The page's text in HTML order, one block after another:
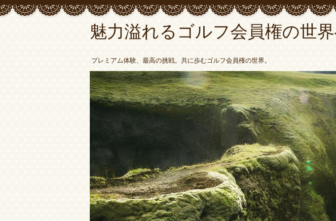
魅力溢れるゴルフ会員権の世
プレミアム体験、最高の挑戦。共に歩むゴルフ会員権の世界。